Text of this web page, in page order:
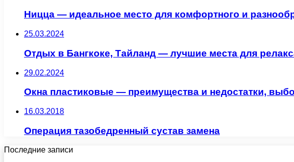
Ницца — идеальное место для комфортного и
25.03.2024
Отдых в Бангкоке, Тайланд — лучшие места для
29.02.2024
Окна пластиковые — преимущества и недостатки,
16.03.2018
Операция тазобедренный сустав замена
Последние записи